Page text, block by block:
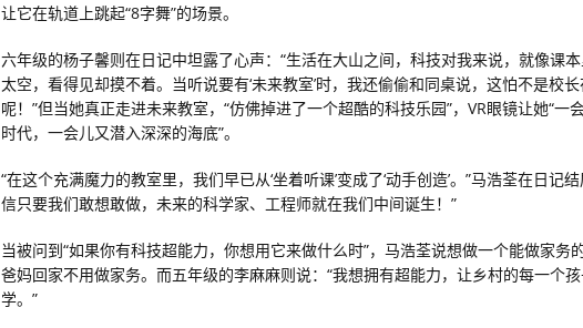
让它在轨道上跳起“8字舞”的场景。
六年级的杨子馨则在日记中坦露了心声：“生活在大山之间，科技对我来说，就像课
太空，看得见却摸不着。当听说要有‘未来教室’时，我还偷偷和同桌说，这怕不是校
呢！”但当她真正走进未来教室，“仿佛掉进了一个超酷的科技乐园”，VR眼镜让她“一
时代，一会儿又潜入深深的海底”。
“在这个充满魔力的教室里，我们早已从‘坐着听课’变成了‘动手创造’。”马浩荃在日记
信只要我们敢想敢做，未来的科学家、工程师就在我们中间诞生！”
当被问到“如果你有科技超能力，你想用它来做什么时”，马浩荃说想做一个能做家务
爸妈回家不用做家务。而五年级的李麻麻则说：“我想拥有超能力，让乡村的每一个
学。”